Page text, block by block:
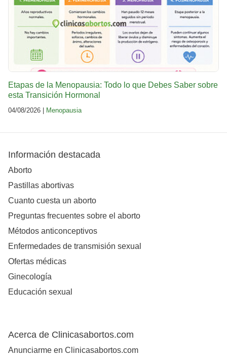
Etapas de la Menopausia: Todo lo que Debes Saber sobre
esta Transición Hormonal
04/08/2026 | Menopausia
Información destacada
Aborto
Pastillas abortivas
Cuanto cuesta un aborto
Preguntas frecuentes sobre el aborto
Métodos anticonceptivos
Enfermedades de transmisión sexual
Ofertas médicas
Ginecología
Educación sexual
Acerca de Clinicasabortos.com
Anunciarme en Clinicasabortos.com